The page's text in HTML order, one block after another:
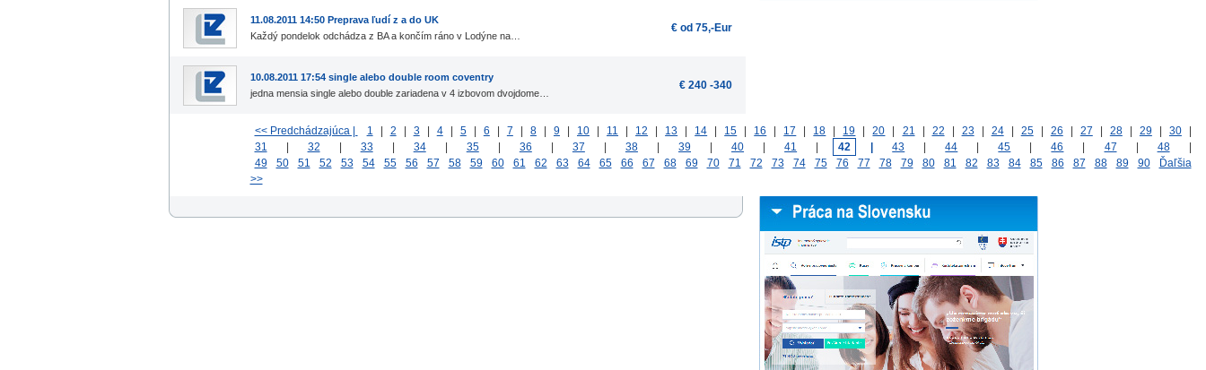
11.08.2011 14:50 Preprava ľudí z a do UK
Každý pondelok odchádza z BA a končím ráno v Lodýne na…
€ od 75,-Eur
10.08.2011 17:54 single alebo double room coventry
jedna mensia single alebo double zariadena v 4 izbovom dvojdome…
€ 240 -340
<< Predchádzajúca | 1 2 3 4 5 6 7 8 9 10 11 12 13 14 15 16 17 18 19 20 21 22 23 24 25 26 27 28 29 30
31
32 33 34 35 36 37 38 39 40 41 42 43 44 45 46 47 48
49
50 51 52 53 54 55 56 57 58 59 60 61 62 63 64 65 66 67 68 69 70 71 72 73 74 75 76 77 78 79 80 81 82 83 84 85 86 87 88 89 90
Ďaľšia
>>